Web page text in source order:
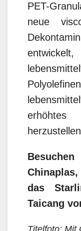
PET-
neue
erhöhtes
das
Taicang